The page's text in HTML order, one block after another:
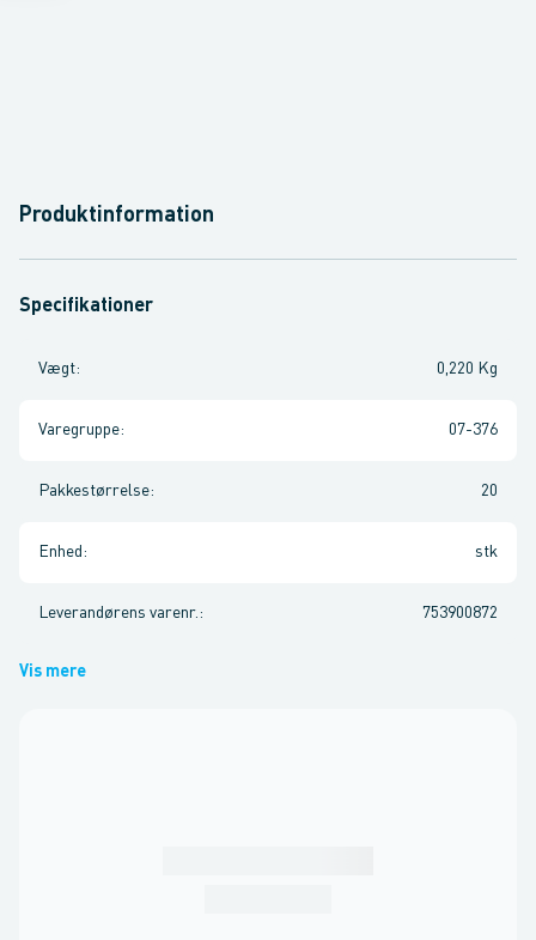
Produktinformation
Specifikationer
Vægt: 0,220 Kg
Varegruppe: 07-376
Pakkestørrelse: 20
Enhed : stk
Leverandørens varenr. : 753900872
Vis mere